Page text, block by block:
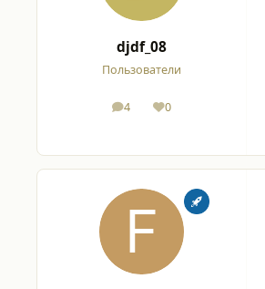
djdf_08
Пользователи
4
сообщения
0
Репутация